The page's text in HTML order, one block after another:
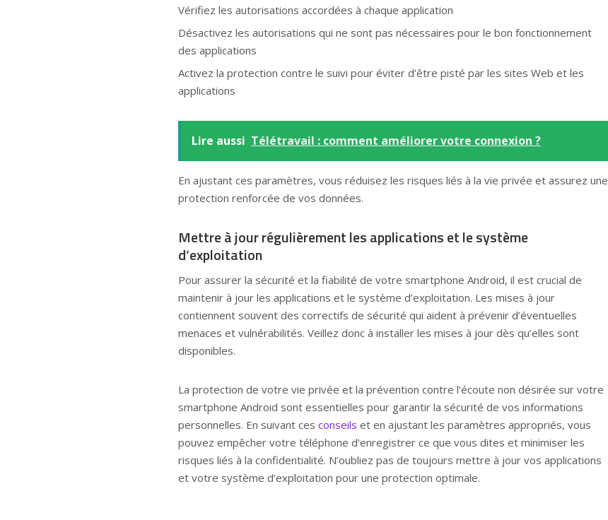
Vérifiez les autorisations accordées à chaque application
Désactivez les autorisations qui ne sont pas nécessaires pour le bon fonctionnement
des applications
Activez la protection contre le suivi pour éviter d’être pisté par les sites Web et les
applications
Lire aussi Télétravail : comment améliorer votre connexion ?
En ajustant ces paramètres, vous réduisez les risques liés à la vie privée et assurez une
protection renforcée de vos données.
Mettre à jour régulièrement les applications et le système
d’exploitation
Pour assurer la sécurité et la fiabilité de votre smartphone Android, il est crucial de
maintenir à jour les applications et le système d’exploitation. Les mises à jour
contiennent souvent des correctifs de sécurité qui aident à prévenir d’éventuelles
menaces et vulnérabilités. Veillez donc à installer les mises à jour dès qu’elles sont
disponibles.
La protection de votre vie privée et la prévention contre l’écoute non désirée sur votre
smartphone Android sont essentielles pour garantir la sécurité de vos informations
personnelles. En suivant ces conseils et en ajustant les paramètres appropriés, vous
pouvez empêcher votre téléphone d’enregistrer ce que vous dites et minimiser les
risques liés à la confidentialité. N’oubliez pas de toujours mettre à jour vos applications
et votre système d’exploitation pour une protection optimale.